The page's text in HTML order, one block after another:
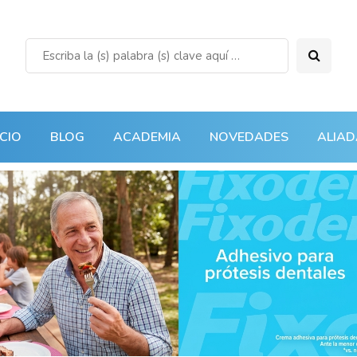
BLOG ACADEMIA NOVEDADES